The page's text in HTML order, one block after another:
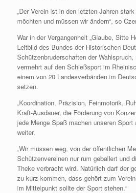
„Der Verein ist in den letzten Jahren
möchten und müssen wir ändern“, so
War in der Vergangenheit „Glaube, Sitte
Leitbild des Bundes der Historischen
Schützenbruderschaften der
vermehrt auf den Schießsport im
einem von 20 Landesverbänden im
setzen.
„Koordination, Präzision, Feinmotorik,
Kraft-Ausdauer, die Förderung von
jede Menge Spaß machen unseren Sport
weiter.
„Wir müssen weg, von der öffentlichen
Schützenvereinen nur rum geballert und
Theke verbracht wird. Natürlich darf der
zu kurz kommen, dass gehört zum
im Mittelpunkt sollte der Sport stehen.“